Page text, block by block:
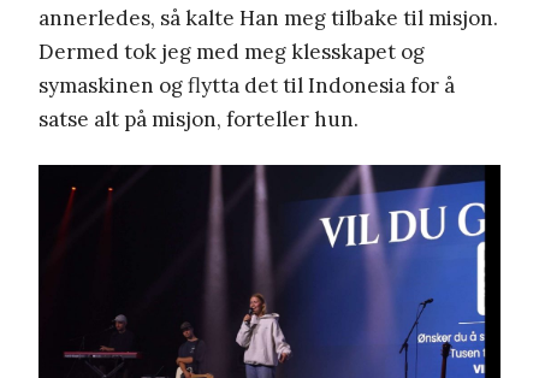
annerledes, så kalte Han meg tilbake til misjon.
Dermed tok jeg med meg klesskapet og
symaskinen og flytta det til Indonesia for å
satse alt på misjon, forteller hun.